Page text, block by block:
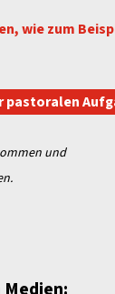
wie zum
pastoralen
und